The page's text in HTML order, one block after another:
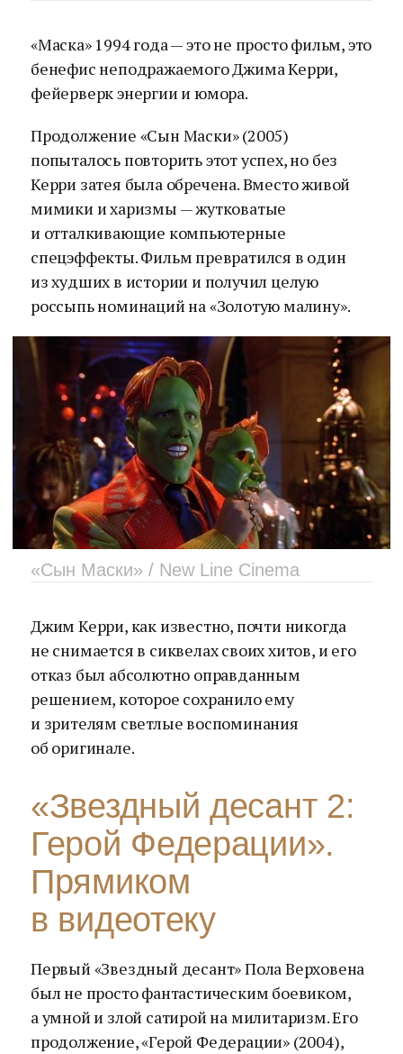
«Маска» 1994 года — это не просто фильм, это
бенефис неподражаемого Джима Керри,
фейерверк энергии и юмора.
Продолжение «Сын Маски» (2005)
попыталось повторить этот успех, но без
Керри затея была обречена. Вместо живой
мимики и харизмы — жутковатые
и отталкивающие компьютерные
спецэффекты. Фильм превратился в один
из худших в истории и получил целую
россыпь номинаций на «Золотую малину».
«Сын Маски» / New Line Cinema
Джим Керри, как известно, почти никогда
не снимается в сиквелах своих хитов, и его
отказ был абсолютно оправданным
решением, которое сохранило ему
и зрителям светлые воспоминания
об оригинале.
«Звездный десант 2:
Герой Федерации».
Прямиком
в видеотеку
Первый «Звездный десант» Пола Верховена
был не просто фантастическим боевиком,
а умной и злой сатирой на милитаризм. Его
продолжение, «Герой Федерации» (2004),